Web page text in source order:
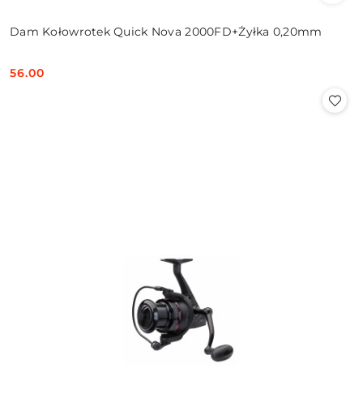
Dam Kołowrotek Quick Nova 2000FD+Żyłka 0,20mm
Cena:
56.00